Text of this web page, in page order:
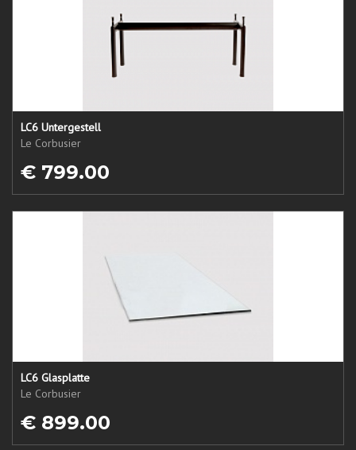
LC6 Untergestell
Le Corbusier
€ 799.00
LC6 Glasplatte
Le Corbusier
€ 899.00